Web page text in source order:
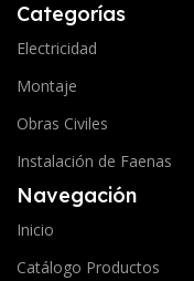
Categorías
Electricidad
Montaje
Obras Civiles
Instalación de Faenas
Navegación
Inicio
Catálogo Productos